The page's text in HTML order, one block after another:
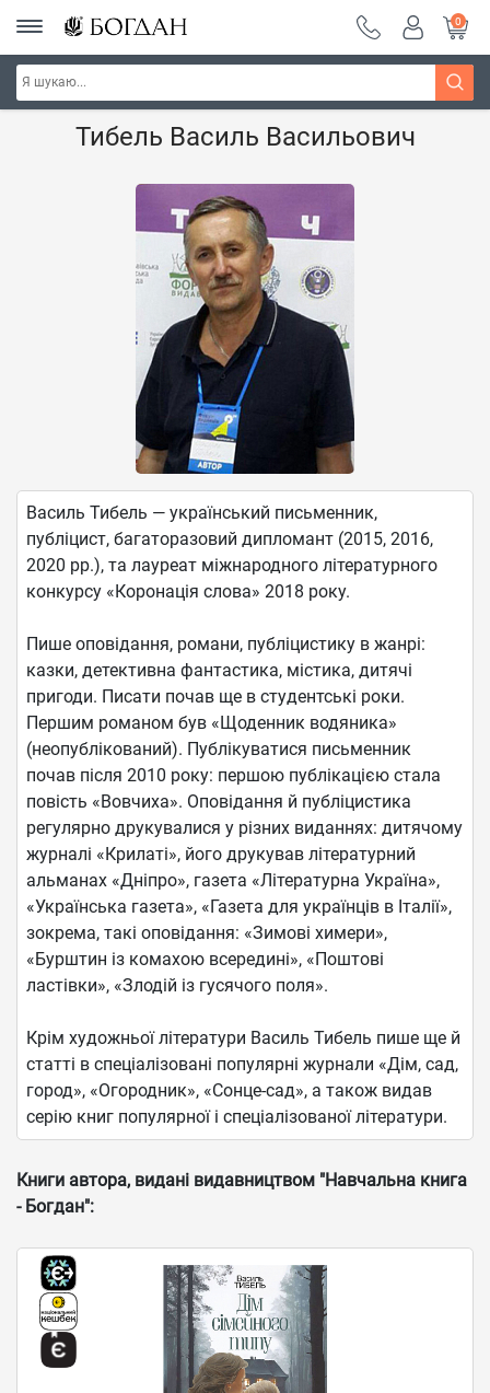
0
Головна Наші автори - Навчальна книга - "Богдан"
Тибель Василь Васильович
Василь Тибель — український письменник,
публіцист, багаторазовий дипломант (2015, 2016,
2020 рр.), та лауреат міжнародного літературного
конкурсу «Коронація слова» 2018 року.
Пише оповідання, романи, публіцистику в жанрі:
казки, детективна фантастика, містика, дитячі
пригоди. Писати почав ще в студентські роки.
Першим романом був «Щоденник водяника»
(неопублікований). Публікуватися письменник
почав після 2010 року: першою публікацією стала
повість «Вовчиха». Оповідання й публіцистика
регулярно друкувалися у різних виданнях: дитячому
журналі «Крилаті», його друкував літературний
альманах «Дніпро», газета «Літературна Україна»,
«Українська газета», «Газета для українців в Італії»,
зокрема, такі оповідання: «Зимові химери»,
«Бурштин із комахою всередині», «Поштові
ластівки», «Злодій із гусячого поля».
Крім художньої літератури Василь Тибель пише ще й
статті в спеціалізовані популярні журнали «Дім, сад,
город», «Огородник», «Сонце-сад», а також видав
серію книг популярної і спеціалізованої літератури.
Книги автора, видані видавництвом "Навчальна книга
- Богдан":